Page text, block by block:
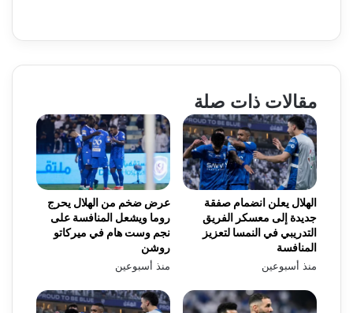
مقالات ذات صلة
عرض ضخم من الهلال يحرج
روما ويشعل المنافسة على
نجم وست هام في ميركاتو
روشن
منذ أسبوعين
الهلال يعلن انضمام صفقة
جديدة إلى معسكر الفريق
التدريبي في النمسا لتعزيز
المنافسة
منذ أسبوعين